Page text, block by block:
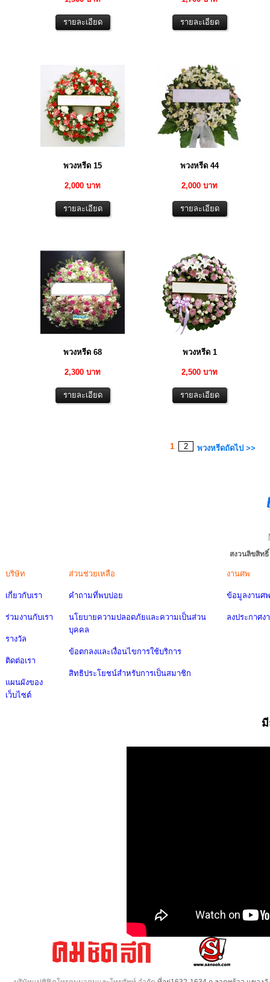
พวงหรีด 15
2,000 บาท
พวงหรีด 44
2,000 บาท
พวงหรีด 68
2,300 บาท
พวงหรีด 1
2,500 บาท
1 2 พวงหรีดถัดไป >>
สงวนลิขสิท
บริษัท
เกี่ยวกับเรา
ร่วมงานกับเรา
รางวัล
ติดต่อเรา
แผนผังของ
เว็บไซต์
ส่วนช่วยเหลือ
คำถามที่พบบ่อย
นโยบายความปลอดภัยและความเป็นส่วน
บุคคล
ข้อตกลงและเงื่อนไขการใช้บริการ
สิทธิประโยชน์สำหรับการเป็นสมาชิก
งานศพ
ข้อมูลงานศพ
ลงประกาศง